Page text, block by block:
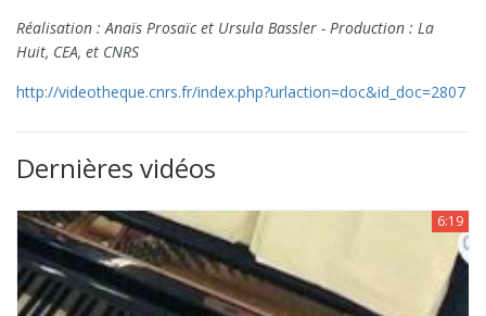
Réalisation : Anaïs Prosaïc et Ursula Bassler - Production : La
Huit, CEA, et CNRS
http://videotheque.cnrs.fr/index.php?urlaction=doc&id_doc=2807
Dernières vidéos
6:19